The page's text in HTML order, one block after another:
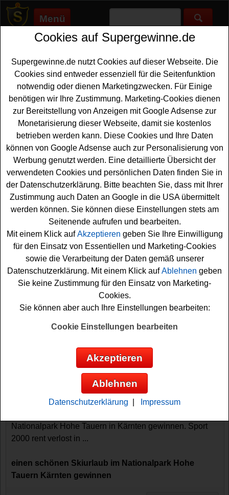
Menü
Supergewinne.de>Gewinnspiele>Sport-2000-rent
Sport 2000 rent Gewinnspiel
Jetzt beim Sport 2000 rent Gewinnspiel mitmachen und tolle
Preise gewinnen. ✅ Sport 2000 rent Gewinnspiele, die auf
Supergewinne.de gelistet sind, finden Sie hier. ✅
Sport 2000 rent Gewinnspiele
Sport 2000 rent Gewinnspiel - Urlaub
gewinnen
Alle urlaubsreifen Gewinner sollten bei diesem
kostenlosen Sport 2000 rent Gewinnspiel mitmachen.
Verlost wird ein toller Urlaub mit drei Übernachtungen in
einem Hotel im Großartal für zwei Erwachsene und zwei
Kinder, inklusive Halbepension. Mit etwas Glück können
Sie den ...
einen tollen Urlaub in den Bergen gewinnen
mehr lesen
Sport 2000 rent Gewinnspiel - Skiurlaub
Wer gern einen tollen Skiurlaub gewinnen möchte, sollte
bei diesem kostenlosen Sport 2000 rent Gewinnspiel
mitmachen. Mit etwas Glück können Wintersportfans
Nationalpark Hohe Tauern in Kärnten gewinnen. Sport
2000 rent verlost in ...
einen schönen Skiurlaub im Nationalpark Hohe
Tauern Kärnten gewinnen
Cookies auf Supergewinne.de
Supergewinne.de nutzt Cookies auf dieser Webseite. Die
Cookies sind entweder essenziell für die Seitenfunktion
notwendig oder dienen Marketingzwecken. Für Einige
benötigen wir Ihre Zustimmung. Marketing-Cookies dienen
zur Bereitstellung von Anzeigen mit Google Adsense zur
Monetarisierung dieser Webseite, damit sie kostenlos
betrieben werden kann. Diese Cookies und Ihre Daten
können von Google Adsense auch zur Personalisierung von
Werbung genutzt werden. Eine detaillierte Übersicht der
verwendeten Cookies und persönlichen Daten finden Sie in
der Datenschutzerklärung. Bitte beachten Sie, dass mit Ihrer
Zustimmung auch Daten an Google in die USA übermittelt
werden können. Sie können diese Einstellungen stets am
Seitenende aufrufen und bearbeiten.
Mit einem Klick aufAkzeptieren geben Sie Ihre Einwilligung
für den Einsatz von Essentiellen und Marketing-Cookies
sowie die Verarbeitung der Daten gemäß unserer
Datenschutzerklärung. Mit einem Klick aufAblehnen geben
Sie keine Zustimmung für den Einsatz von Marketing-
Cookies.
Sie können aber auch Ihre Einstellungen bearbeiten:
Cookie Einstellungen bearbeiten
Akzeptieren
Ablehnen
Datenschutzerklärung Impressum